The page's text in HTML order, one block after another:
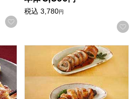
お気に入りに登録する
税込 3,780円
け 2枚×4袋(L6474)【サクワ】
【鈴なり】こだわり鶏惣菜